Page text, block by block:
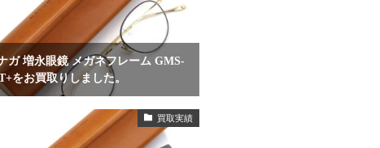
ガ 増永眼鏡 メガネフレーム GMS-
をお買取りしました。
買取実績